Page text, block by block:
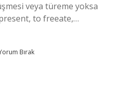
veya türeme yoksa
to freeate,…
Bırak